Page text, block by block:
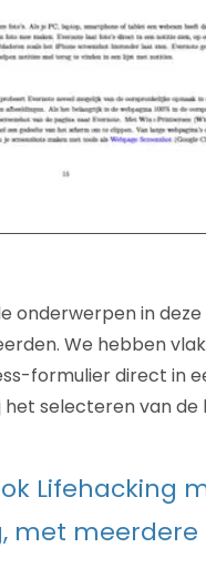
onderwerpen in
We hebben
formulier direct in
selecteren van de
Lifehacking
met